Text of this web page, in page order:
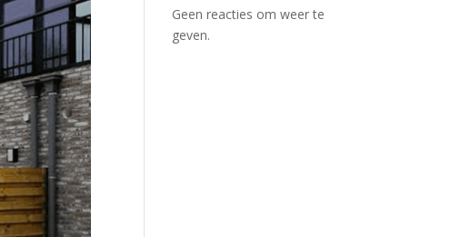
Geen reacties om weer te
geven.